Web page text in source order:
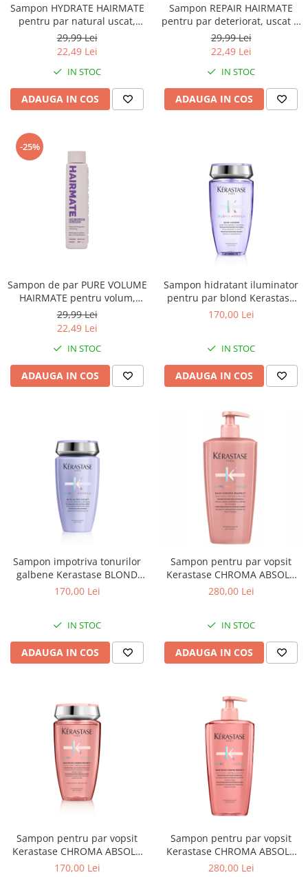
Sampon HYDRATE HAIRMATE
pentru par natural uscat,
deshidratat excesiv,
deteriorat si cu tendinta de
incretire, 100ml
29,99 Lei
22,49 Lei
IN STOC
ADAUGA IN COS
Sampon REPAIR HAIRMATE
pentru par deteriorat, uscat si
sensibilizat, de grosime
medie sau gros, 100ml
29,99 Lei
22,49 Lei
IN STOC
ADAUGA IN COS
-25%
Sampon de par PURE VOLUME
HAIRMATE pentru volum,
curatare intensa, 100ml
29,99 Lei
22,49 Lei
IN STOC
ADAUGA IN COS
Sampon hidratant iluminator
pentru par blond Kerastase
BLOND ABSOLU Bain Lumiere,
170,00 Lei
IN STOC
ADAUGA IN COS
Sampon impotriva tonurilor
galbene Kerastase BLOND
ABSOLU Bain Ultra-Violet,
170,00 Lei
IN STOC
ADAUGA IN COS
Sampon pentru par vopsit
Kerastase CHROMA ABSOLU
Bain Chroma Respect, 500ml
280,00 Lei
IN STOC
ADAUGA IN COS
Sampon pentru par vopsit
Kerastase CHROMA ABSOLU
Bain Riche Chroma Respect,
170,00 Lei
Sampon pentru par vopsit
Kerastase CHROMA ABSOLU
Bain Riche Chroma Respect,
280,00 Lei